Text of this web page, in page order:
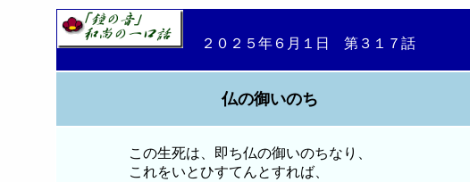
２０２５年６月１日 第３１７話
仏の御いのち
この生死は、即ち仏の御いのちなり、
これをいとひすてんとすれば、